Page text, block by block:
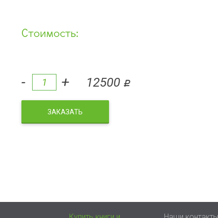
Стоимость:
- + 12500 q
ЗАКАЗАТЬ